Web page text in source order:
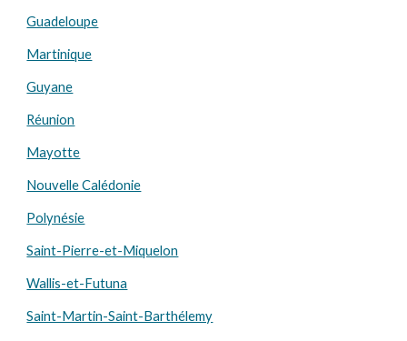
Guadeloupe
Martinique
Guyane
Réunion
Mayotte
Nouvelle Calédonie
Polynésie
Saint-Pierre-et-Miquelon
Wallis-et-Futuna
Saint-Martin-Saint-Barthélemy